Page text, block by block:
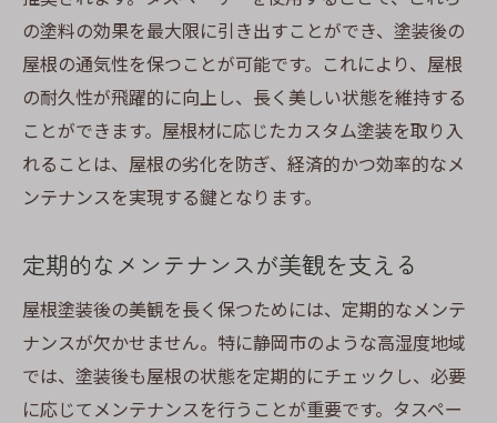
の塗料の効果を最大限に引き出すことができ、塗装後の
屋根の通気性を保つことが可能です。これにより、屋根
の耐久性が飛躍的に向上し、長く美しい状態を維持する
ことができます。屋根材に応じたカスタム塗装を取り入
れることは、屋根の劣化を防ぎ、経済的かつ効率的なメ
ンテナンスを実現する鍵となります。
定期的なメンテナンスが美観を支える
屋根塗装後の美観を長く保つためには、定期的なメンテ
ナンスが欠かせません。特に静岡市のような高湿度地域
では、塗装後も屋根の状態を定期的にチェックし、必要
に応じてメンテナンスを行うことが重要です。タスペー